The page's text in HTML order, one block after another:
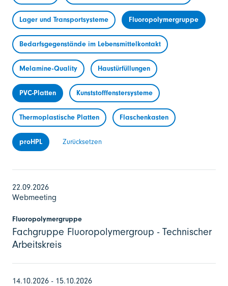
Lager und Transportsysteme Fluoropolymergruppe
Bedarfsgegenstände im Lebensmittelkontakt
Melamine-Quality Haustürfüllungen
PVC-Platten Kunststofffenstersysteme
Thermoplastische Platten Flaschenkasten
proHPL Zurücksetzen
22.09.2026
Webmeeting
Fluoropolymergruppe
Fachgruppe Fluoropolymergroup - Technischer
Arbeitskreis
14.10.2026 - 15.10.2026